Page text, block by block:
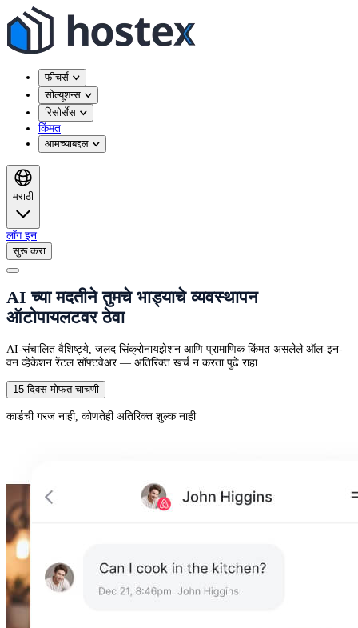
फीचर्स
सोल्यूशन्स
रिसोर्सेस
किंमत
आमच्याबद्दल
मराठी
लॉग इन
सुरू करा
AI च्या मदतीने तुमचे भाड्याचे व्यवस्थापन
ऑटोपायलटवर ठेवा
AI-संचालित वैशिष्ट्ये, जलद सिंक्रोनायझेशन आणि प्रामाणिक किंमत असलेले ऑल-इन-
वन व्हेकेशन रेंटल सॉफ्टवेअर — अतिरिक्त खर्च न करता पुढे राहा.
15 दिवस मोफत चाचणी
कार्डची गरज नाही, कोणतेही अतिरिक्त शुल्क नाही